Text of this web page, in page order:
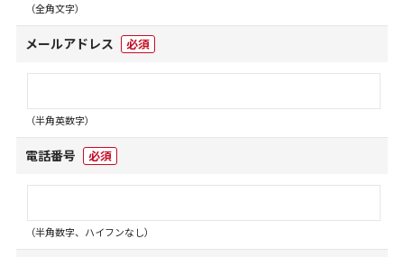
（全角文字）
メールアドレス 必須
（半角英数字）
電話番号 必須
（半角数字、ハイフンなし）